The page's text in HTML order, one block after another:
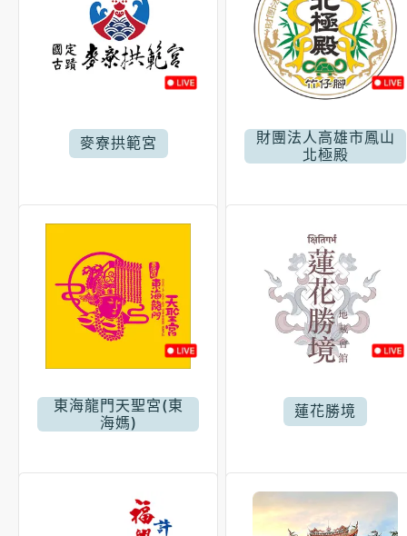
麥寮拱範宮
財團法人高雄市鳳山
北極殿
東海龍門天聖宮(東
海媽)
蓮花勝境